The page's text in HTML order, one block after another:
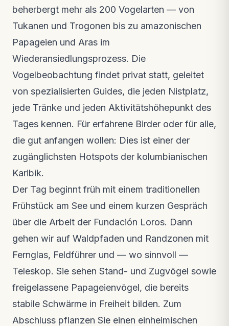
beherbergt mehr als 200 Vogelarten — von
Tukanen und Trogonen bis zu amazonischen
Papageien und Aras im
Wiederansiedlungsprozess. Die
Vogelbeobachtung findet privat statt, geleitet
von spezialisierten Guides, die jeden Nistplatz,
jede Tränke und jeden Aktivitätshöhepunkt des
Tages kennen. Für erfahrene Birder oder für alle,
die gut anfangen wollen: Dies ist einer der
zugänglichsten Hotspots der kolumbianischen
Karibik.
Der Tag beginnt früh mit einem traditionellen
Frühstück am See und einem kurzen Gespräch
über die Arbeit der Fundación Loros. Dann
gehen wir auf Waldpfaden und Randzonen mit
Fernglas, Feldführer und — wo sinnvoll —
Teleskop. Sie sehen Stand- und Zugvögel sowie
freigelassene Papageienvögel, die bereits
stabile Schwärme in Freiheit bilden. Zum
Abschluss pflanzen Sie einen einheimischen